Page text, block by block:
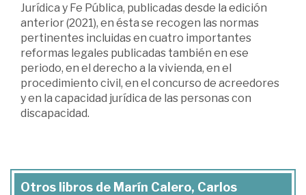
Jurídica y Fe Pública, publicadas desde la edición
anterior (2021), en ésta se recogen las normas
pertinentes incluidas en cuatro importantes
reformas legales publicadas también en ese
periodo, en el derecho a la vivienda, en el
procedimiento civil, en el concurso de acreedores
y en la capacidad jurídica de las personas con
discapacidad.
Otros libros de Marín Calero, Carlos